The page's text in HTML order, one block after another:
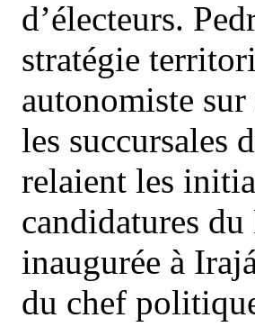
d’électeurs.
stratégie
autonomiste
les succursales
relaient les
candidatures
inaugurée à
du chef